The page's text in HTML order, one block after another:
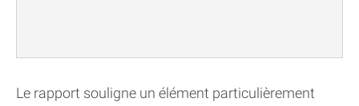
Le rapport souligne un élément particulièrement